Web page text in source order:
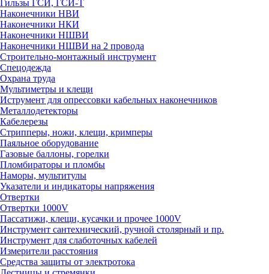
Гильзы ГСИ, ГСИ-Т
Наконечники НВИ
Наконечники НКИ
Наконечники НШВИ
Наконечники НШВИ на 2 провода
Строительно-монтажный инструмент
Спецодежда
Охрана труда
Мультиметры и клещи
Иструмент для опрессовки кабельных наконечников
Металлодетекторы
Кабелерезы
Стрипперы, ножи, клещи, кримперы
Паяльное оборудование
Газовые баллоны, горелки
Пломбираторы и пломбы
Наморы, мультитулы
Указатели и индикаторы напряжения
Отвертки
Отвертки 1000V
Пассатижи, клещи, кусачки и прочее 1000V
Инструмент сантехнический, ручной столярный и пр.
Инструмент для слаботочных кабелей
Измерители расстояния
Средства защиты от электротока